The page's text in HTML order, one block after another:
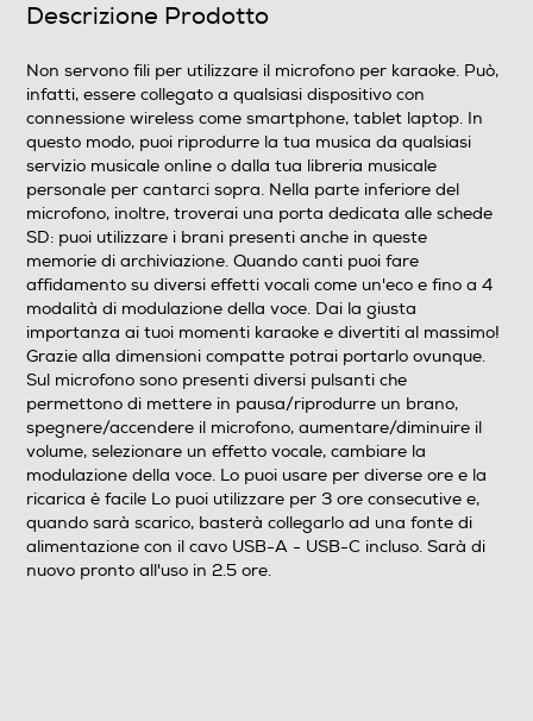
Informazioni sulla sicurezza del prodotto
Clicca qui
Descrizione Prodotto
Non servono fili per utilizzare il microfono per karaoke. Può,
infatti, essere collegato a qualsiasi dispositivo con
connessione wireless come smartphone, tablet laptop. In
questo modo, puoi riprodurre la tua musica da qualsiasi
servizio musicale online o dalla tua libreria musicale
personale per cantarci sopra. Nella parte inferiore del
microfono, inoltre, troverai una porta dedicata alle schede
SD: puoi utilizzare i brani presenti anche in queste
memorie di archiviazione. Quando canti puoi fare
affidamento su diversi effetti vocali come un'eco e fino a 4
modalità di modulazione della voce. Dai la giusta
importanza ai tuoi momenti karaoke e divertiti al massimo!
Grazie alla dimensioni compatte potrai portarlo ovunque.
Sul microfono sono presenti diversi pulsanti che
permettono di mettere in pausa/riprodurre un brano,
spegnere/accendere il microfono, aumentare/diminuire il
volume, selezionare un effetto vocale, cambiare la
modulazione della voce. Lo puoi usare per diverse ore e la
ricarica è facile Lo puoi utilizzare per 3 ore consecutive e,
quando sarà scarico, basterà collegarlo ad una fonte di
alimentazione con il cavo USB-A - USB-C incluso. Sarà di
nuovo pronto all'uso in 2.5 ore.